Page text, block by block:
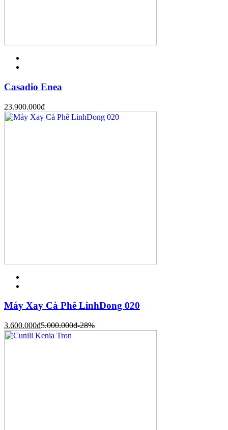
Casadio Enea
23.900.000đ
Máy Xay Cà Phê LinhDong 020
3.600.000đ5.000.000đ-28%